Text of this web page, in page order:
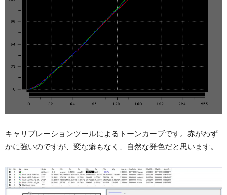
キャリブレーションツールによるトーンカーブです。赤がわず
かに強いのですが、変な癖もなく、自然な発色だと思います。